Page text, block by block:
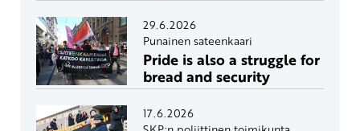
29.6.2026
Punainen sateenkaari
Pride is also a struggle for
bread and security
17.6.2026